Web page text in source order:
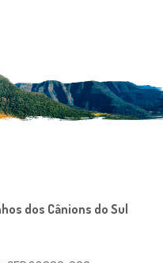
dos Cânions do Sul